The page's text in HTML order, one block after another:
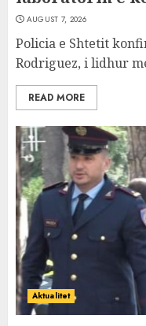
AUGUST 7, 2026
Policia e Shtetit
Rodriguez, i lidhur
READ MORE
Aktualitet